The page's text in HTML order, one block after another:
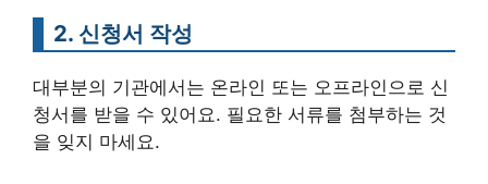
2. 신청서 작성
대부분의 기관에서는 온라인 또는 오프라인으로 신
청서를 받을 수 있어요. 필요한 서류를 첨부하는 것
을 잊지 마세요.